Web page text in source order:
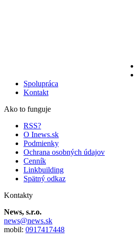
Spolupráca
Kontakt
Ako to funguje
RSS?
O Inews.sk
Podmienky
Ochrana osobných údajov
Cenník
Linkbuilding
Spätný odkaz
Kontakty
News, s.r.o.
news@news.sk
mobil: 0917417448